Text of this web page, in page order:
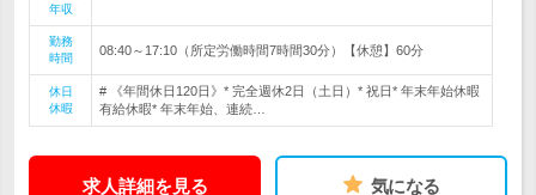
年収
勤務
時間
08:40～17:10（所定労働時間7時間30分）【休憩】60分
休日
休暇
# 《年間休日120日》* 完全週休2日（土日）* 祝日* 年末年始休暇
有給休暇* 年末年始、連続…
求人詳細を見る 気になる